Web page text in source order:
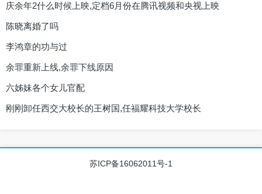
庆余年2什么时候上映,定档6月份在腾讯视频和央视上映
陈晓离婚了吗
李鸿章的功与过
余罪重新上线,余罪下线原因
六姊妹各个女儿官配
刚刚卸任西交大校长的王树国,任福耀科技大学校长
苏ICP备16062011号-1